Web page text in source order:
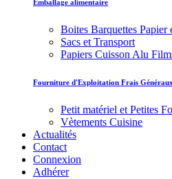
Emballage alimentaire
Boites Barquettes Papier
Sacs et Transport
Papiers Cuisson Alu
Fourniture d'Exploitation Frais Généraux
Petit matériel et Petites
Vètements Cuisine
Actualités
Contact
Connexion
Adhérer